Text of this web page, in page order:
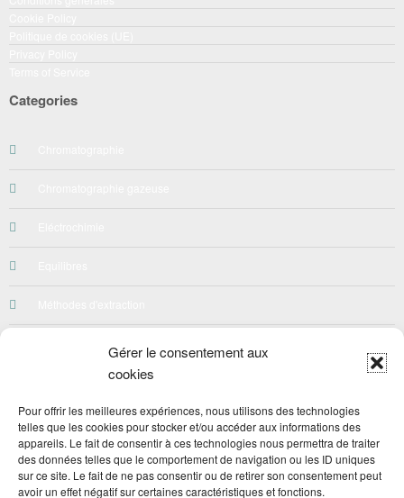
Gérer le consentement aux
cookies
Pour offrir les meilleures expériences, nous utilisons des technologies
telles que les cookies pour stocker et/ou accéder aux informations des
appareils. Le fait de consentir à ces technologies nous permettra de traiter
des données telles que le comportement de navigation ou les ID uniques
sur ce site. Le fait de ne pas consentir ou de retirer son consentement peut
avoir un effet négatif sur certaines caractéristiques et fonctions.
Categories
Préparation des solutions
Qualité
Quiz